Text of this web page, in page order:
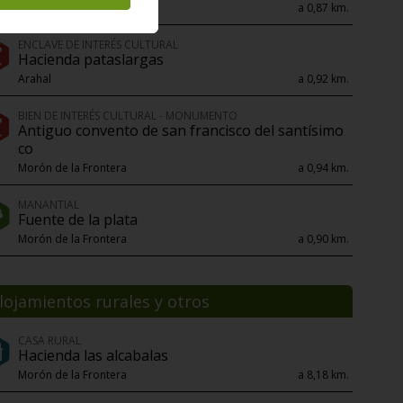
Morón de la Frontera a 0,87 km.
ENCLAVE DE INTERÉS CULTURAL
Hacienda pataslargas
Arahal a 0,92 km.
BIEN DE INTERÉS CULTURAL - MONUMENTO
Antiguo convento de san francisco del santísimo
co
Morón de la Frontera a 0,94 km.
MANANTIAL
Fuente de la plata
Morón de la Frontera a 0,90 km.
rurales y otros
CASA RURAL
Hacienda las alcabalas
Morón de la Frontera a 8,18 km.